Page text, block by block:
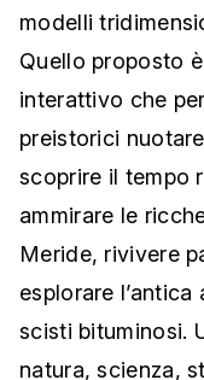
modelli
Quello proposto
interattivo che
preistorici
scoprire il tempo
ammirare le
Meride, rivivere
esplorare
scisti bituminosi.
natura, scienza,